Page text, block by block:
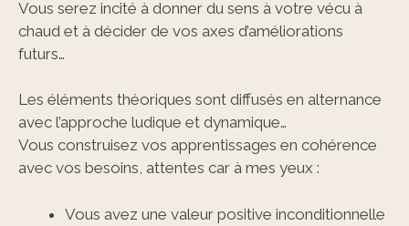
Vous serez incité à donner du sens à votre vécu à
chaud et à décider de vos axes d’améliorations
futurs…
Les éléments théoriques sont diffusés en alternance
avec l’approche ludique et dynamique…
Vous construisez vos apprentissages en cohérence
avec vos besoins, attentes car à mes yeux :
Vous avez une valeur positive inconditionnelle